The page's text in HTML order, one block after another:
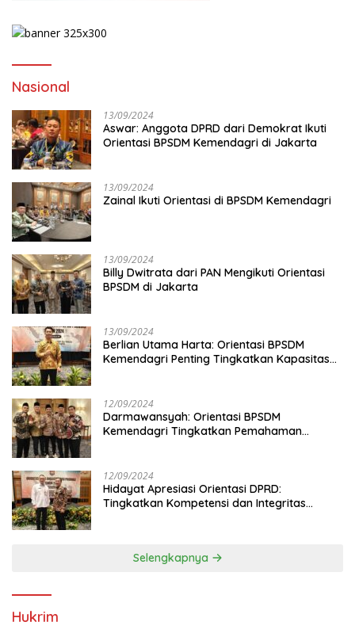
Nasional
13/09/2024
Aswar: Anggota DPRD dari Demokrat Ikuti
Orientasi BPSDM Kemendagri di Jakarta
13/09/2024
Zainal Ikuti Orientasi di BPSDM Kemendagri
13/09/2024
Billy Dwitrata dari PAN Mengikuti Orientasi
BPSDM di Jakarta
13/09/2024
Berlian Utama Harta: Orientasi BPSDM
Kemendagri Penting Tingkatkan Kapasitas
12/09/2024
Darmawansyah: Orientasi BPSDM
Kemendagri Tingkatkan Pemahaman
12/09/2024
Hidayat Apresiasi Orientasi DPRD:
Tingkatkan Kompetensi dan Integritas
Selengkapnya
Hukrim